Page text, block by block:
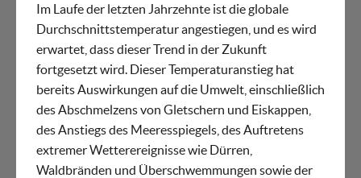
Im Laufe der letzten Jahrzehnte ist die globale
Durchschnittstemperatur angestiegen, und es wird
erwartet, dass dieser Trend in der Zukunft
fortgesetzt wird. Dieser Temperaturanstieg hat
bereits Auswirkungen auf die Umwelt, einschließlich
des Abschmelzens von Gletschern und Eiskappen,
des Anstiegs des Meeresspiegels, des Auftretens
extremer Wetterereignisse wie Dürren,
Waldbränden und Überschwemmungen sowie der